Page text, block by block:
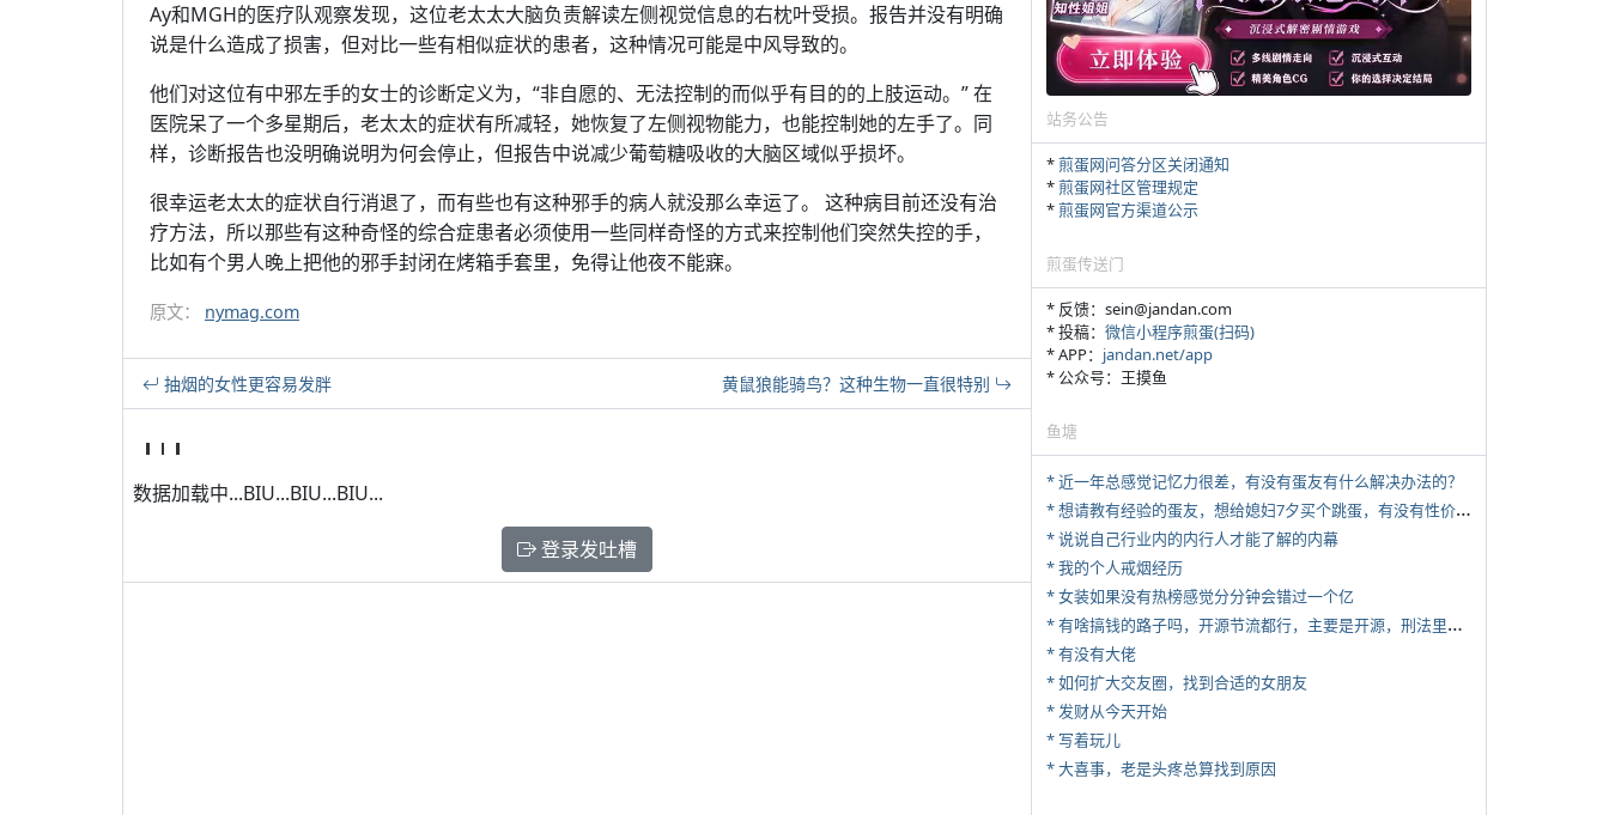
Ay和MGH的医疗队观察发现，这位老太太大脑负责解读左侧视觉信息的右枕叶受损。报告并没有明确
说是什么造成了损害，但对比一些有相似症状的患者，这种情况可能是中风导致的。
他们对这位有中邪左手的女士的诊断定义为，“非自愿的、无法控制的而似乎有目的的上肢运动。” 在
医院呆了一个多星期后，老太太的症状有所减轻，她恢复了左侧视物能力，也能控制她的左手了。同
样，诊断报告也没明确说明为何会停止，但报告中说减少葡萄糖吸收的大脑区域似乎损坏。
很幸运老太太的症状自行消退了，而有些也有这种邪手的病人就没那么幸运了。 这种病目前还没有治
疗方法，所以那些有这种奇怪的综合症患者必须使用一些同样奇怪的方式来控制他们突然失控的手，
比如有个男人晚上把他的邪手封闭在烤箱手套里，免得让他夜不能寐。
原文： nymag.com
抽烟的女性更容易发胖 黄鼠狼能骑鸟？这种生物一直很特别
数据加载中...BIU...BIU...BIU...
登录发吐槽
站务公告
*煎蛋网问答分区关闭通知
*煎蛋网社区管理规定
*煎蛋网官方渠道公示
煎蛋传送门
* 反馈：sein@jandan.com
* 投稿： 微信小程序煎蛋(扫码)
* APP： jandan.net/app
* 公众号：王摸鱼
鱼塘
* 近一年总感觉记忆力很差，有没有蛋友有什么解决办法的？
*
想请教有经验的蛋友，想给媳妇7夕买个跳蛋，有没有性价比高的推荐
* 说说自己行业内的内行人才能了解的内幕
* 我的个人戒烟经历
* 女装如果没有热榜感觉分分钟会错过一个亿
*
有啥搞钱的路子吗，开源节流都行，主要是开源，刑法里的咱不做
* 有没有大佬
* 如何扩大交友圈，找到合适的女朋友
* 发财从今天开始
* 写着玩儿
* 大喜事，老是头疼总算找到原因